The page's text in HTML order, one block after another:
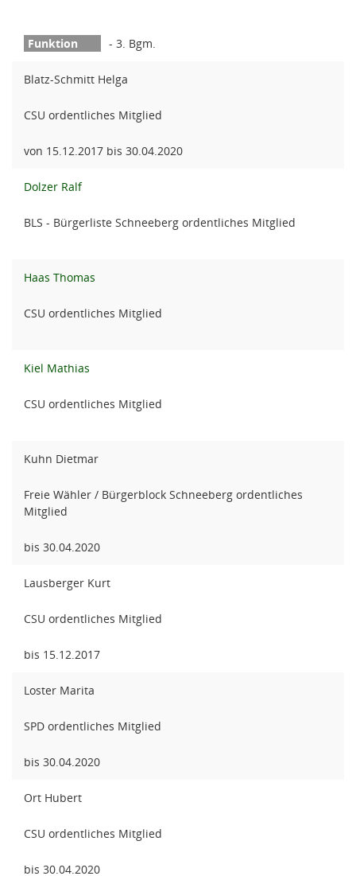
- 3. Bgm.
Blatz-Schmitt Helga
CSU ordentliches Mitglied
von 15.12.2017 bis 30.04.2020
Dolzer Ralf
BLS - Bürgerliste Schneeberg ordentliches Mitglied
Haas Thomas
CSU ordentliches Mitglied
Kiel Mathias
CSU ordentliches Mitglied
Kuhn Dietmar
Freie Wähler / Bürgerblock Schneeberg ordentliches
Mitglied
bis 30.04.2020
Lausberger Kurt
CSU ordentliches Mitglied
bis 15.12.2017
Loster Marita
SPD ordentliches Mitglied
bis 30.04.2020
Ort Hubert
CSU ordentliches Mitglied
bis 30.04.2020